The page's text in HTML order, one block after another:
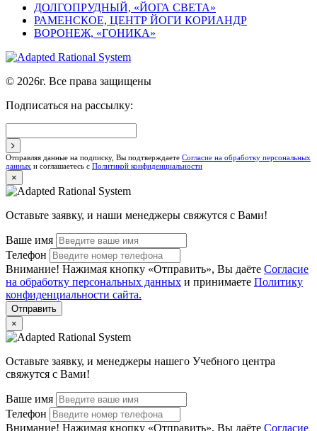
ДОЛГОПРУДНЫЙ, «ЙОГА СВЕТА»
РАМЕНСКОЕ, ЦЕНТР ЙОГИ КОРИАНДР
ВОРОНЕЖ, «ГОНИКА»
© 2026г. Все права защищены
Подписаться на рассылку:
Отправляя данные на подписку, Вы подтверждаете Согласие на обработку персональных
данных и соглашаетесь с Политикой конфиденциальности
×
Оставьте заявку, и наши менеджеры свяжутся с Вами!
Ваше имя
Телефон
Внимание! Нажимая кнопку «Отправить», Вы даёте Согласие
на обработку персональных данных и принимаете Политику
конфиденциальности сайта.
Отправить
×
Оставьте заявку, и менеджеры нашего Учебного центра
свяжутся с Вами!
Ваше имя
Телефон
Внимание! Нажимая кнопку «Отправить», Вы даёте Согласие